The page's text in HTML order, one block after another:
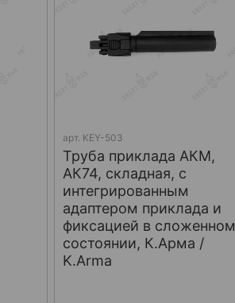
арт. KEY-503
Труба приклада АКМ,
АК74, складная, с
интегрированным
адаптером приклада и
фиксацией в сложенном
состоянии, К.Арма /
K.Arma